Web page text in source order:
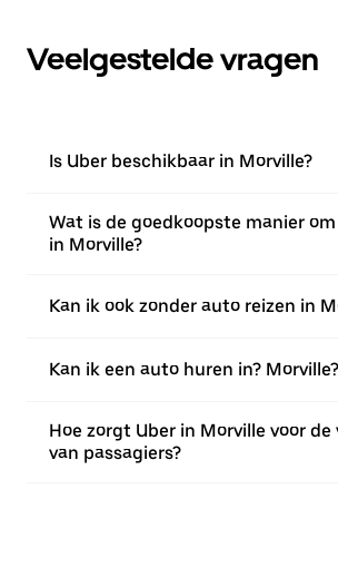
Veelgestelde vragen
Is Uber beschikbaar in Morville?
Wat is de goedkoopste manier
in Morville?
Kan ik ook zonder auto reizen in
Kan ik een auto huren in? Morville?
Hoe zorgt Uber in Morville voor de
van passagiers?